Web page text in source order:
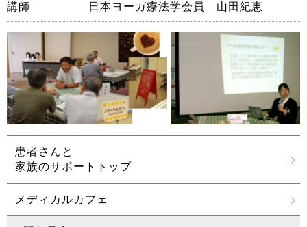
講師 日本ヨーガ療法学会員 山田紀恵
患者さんと
家族のサポートトップ
メディカルカフェ